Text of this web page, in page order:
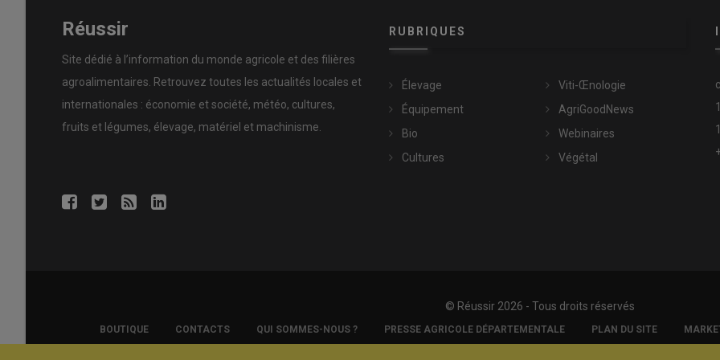
Réussir
Site dédié à l’information du monde agricole et des filières
agroalimentaires. Retrouvez toutes les actualités locales et
internationales : économie et société, météo, cultures,
fruits et légumes, élevage, matériel et machinisme.
RUBRIQUES
Élevage
Équipement
Bio
Cultures
Viti-Œnologie
AgriGoodNews
Webinaires
Végétal
© Réussir 2026 - Tous droits réservés
FOOTER
COPYRIGHT
BOUTIQUE CONTACTS QUI SOMMES-NOUS ? PRESSE AGRICOLE DÉPARTEMENTALE PLAN DU SITE